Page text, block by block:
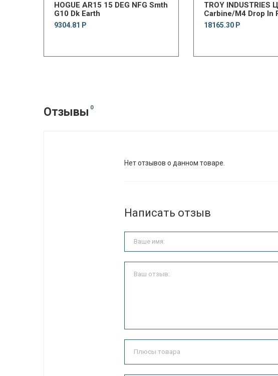
HOGUE AR15 15 DEG NFG Smth
G10 Dk Earth
9304.81 Р
TROY INDUSTRIES
Carbine/M4 Drop In
18165.30 Р
Отзывы 0
Нет отзывов о данном товаре.
Написать отзыв